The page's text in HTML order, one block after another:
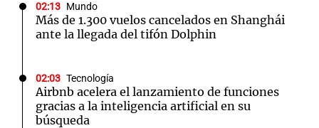
02:13 Mundo
Más de 1.300 vuelos cancelados en Shanghái
ante la llegada del tifón Dolphin
02:03 Tecnología
Airbnb acelera el lanzamiento de funciones
gracias a la inteligencia artificial en su
búsqueda